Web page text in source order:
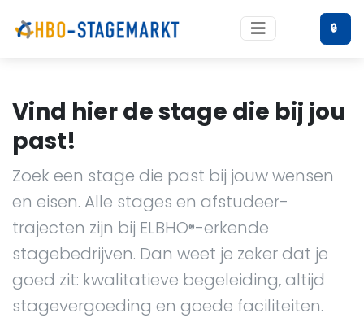
🔒
Vind hier de stage die bij jou
past!
Zoek een stage die past bij jouw wensen
en eisen. Alle stages en afstudeer-
trajecten zijn bij ELBHO®-erkende
stagebedrijven. Dan weet je zeker dat je
goed zit: kwalitatieve begeleiding, altijd
stagevergoeding en goede faciliteiten.